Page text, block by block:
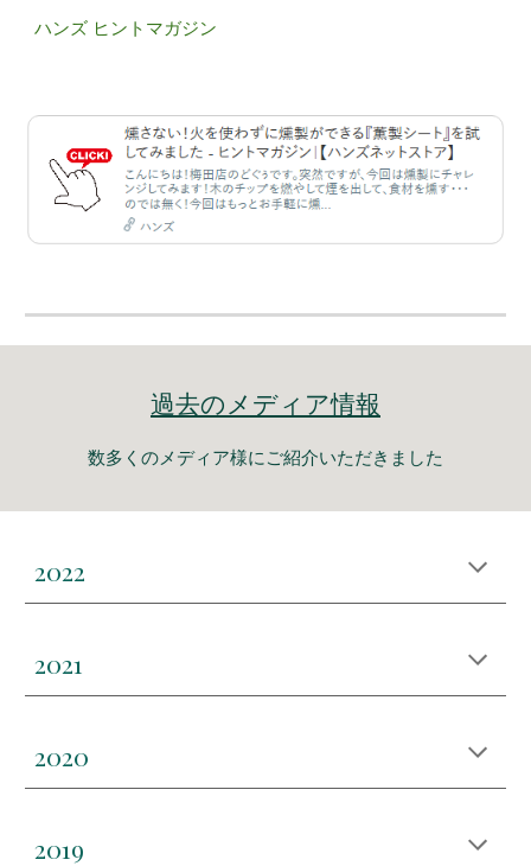
ハンズ ヒントマガジン
過去のメディア情報
数多くのメディア様にご紹介いただきました
2022
2021
2020
2019